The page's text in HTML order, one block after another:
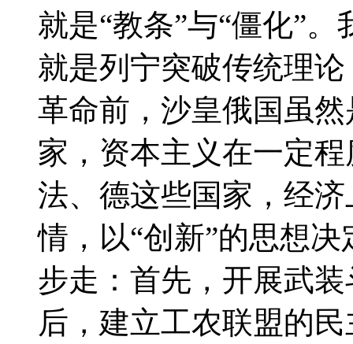
就是“教条”与“僵化”
就是列宁突破传统理
革命前，沙皇俄国虽
家，资本主义在一定
法、德这些国家，经
情，以“创新”的思想
步走：首先，开展武
后，建立工农联盟的